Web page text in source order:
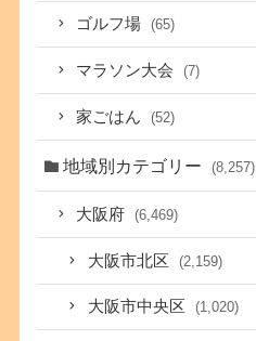
ゴルフ場 (65)
マラソン大会 (7)
家ごはん (52)
地域別カテゴリー (8,257)
大阪府 (6,469)
大阪市北区 (2,159)
大阪市中央区 (1,020)